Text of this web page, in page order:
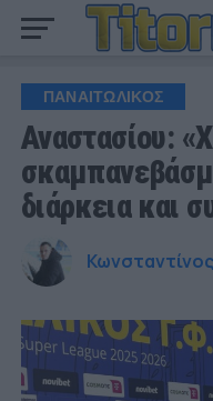
ΠΑΝΑΙΤΩΛΙΚΟΣ
Αναστασίου:
διάρκεια και